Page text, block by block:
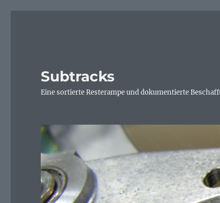
Subtracks
Eine sortierte Resterampe und dokumentierte